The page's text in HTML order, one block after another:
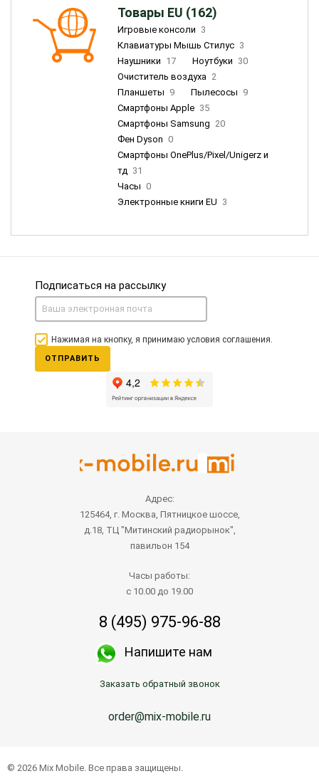
Товары EU (162)
Игровые консоли 3
Клавиатуры Мышь Стилус 3
Наушники 17 Ноутбуки 30
Очиститель воздуха 2
Планшеты 9 Пылесосы 9
Смартфоны Apple 35
Смартфоны Samsung 20
Фен Dyson 0
Смартфоны OnePlus/Pixel/Unigerz и
тд 31
Часы 0
Электронные книги EU 3
Подписаться на рассылку
Нажимая на кнопку, я принимаю условия соглашения.
ОТПРАВИТЬ
Адрес:
125464, г. Москва, Пятницкое шоссе,
д.18, ТЦ "Митинский радиорынок",
павильон 154
Часы работы:
с 10.00 до 19.00
8 (495) 975-96-88
Напишите нам
Заказать обратный звонок
order@mix-mobile.ru
© 2026 Mix Mobile. Все права защищены.